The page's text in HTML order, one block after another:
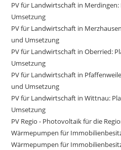
PV für Landwirtschaft in
Umsetzung
PV für Landwirtschaft in
und Umsetzung
PV für Landwirtschaft in Oberried:
Umsetzung
PV für Landwirtschaft in
und Umsetzung
PV für Landwirtschaft in Wittnau:
Umsetzung
PV Regio - Photovoltaik für die
Wärmepumpen für
Wärmepumpen für